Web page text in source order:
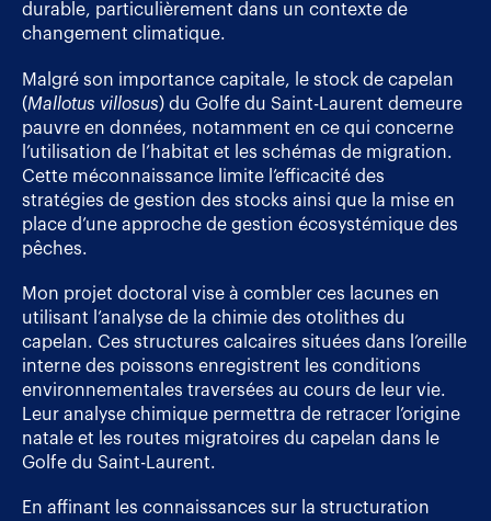
durable, particulièrement dans un contexte de
changement climatique.
Malgré son importance capitale, le stock de capelan
(Mallotus villosus) du Golfe du Saint-Laurent demeure
pauvre en données, notamment en ce qui concerne
l’utilisation de l’habitat et les schémas de migration.
Cette méconnaissance limite l’efficacité des
stratégies de gestion des stocks ainsi que la mise en
place d’une approche de gestion écosystémique des
pêches.
Mon projet doctoral vise à combler ces lacunes en
utilisant l’analyse de la chimie des otolithes du
capelan. Ces structures calcaires situées dans l’oreille
interne des poissons enregistrent les conditions
environnementales traversées au cours de leur vie.
Leur analyse chimique permettra de retracer l’origine
natale et les routes migratoires du capelan dans le
Golfe du Saint-Laurent.
En affinant les connaissances sur la structuration